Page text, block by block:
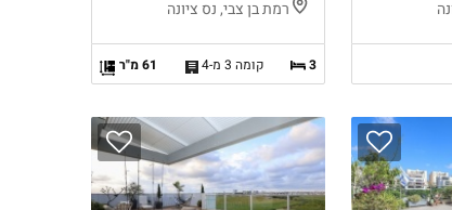
רמת בן צבי, נס ציונה
3 קומה 3 מ-4 61 מ"ר